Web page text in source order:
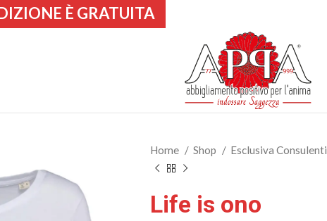
Home Shop Esclusiva Consulenti
Life is ono
È GRATUITA